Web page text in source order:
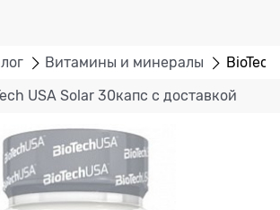
Витамины и минералы
USA Solar 30капс с доставкой